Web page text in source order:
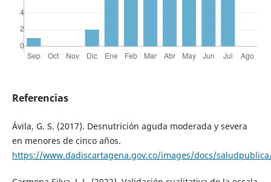
Referencias
Ávila, G. S. (2017). Desnutrición aguda moderada y severa
en menores de cinco años.
https://www.dadiscartagena.gov.co/images/docs/